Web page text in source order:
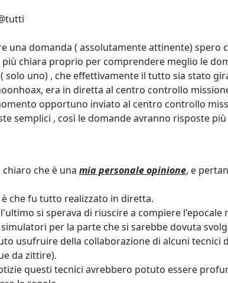
una domanda ( assolutamente attinente)
più chiara proprio per comprendere meglio le
uno) , che effettivamente il tutto sia stato
era in diretta al centro controllo
opportuno inviato al centro controllo
semplici , così le domande avranno risposte
che è una mia personale opinione, e
è che fu tutto realizzato in diretta.
si sperava di riuscire a compiere
per la parte che si sarebbe dovuta
usufruire della collaborazione di alcuni
da zittire).
questi tecnici avrebbero potuto essere